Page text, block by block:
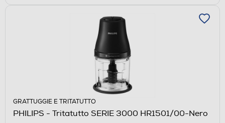
GRATTUGGIE E TRITATUTTO
PHILIPS - Tritatutto SERIE 3000 HR1501/00-Nero